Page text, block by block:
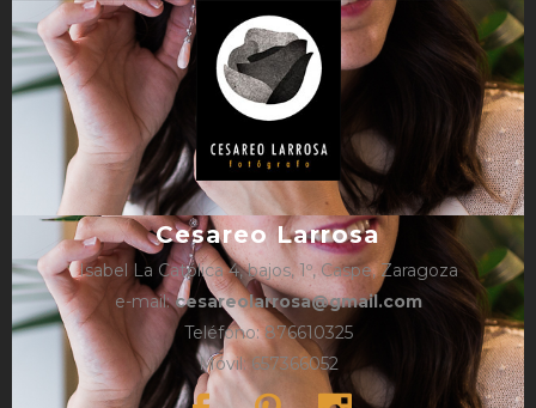
Cesareo Larrosa
Isabel La Católica 4, bajos, 1º, Caspe, Zaragoza
e-mail:cesareolarrosa@gmail.com
Teléfono: 876610325
Móvil: 657366052